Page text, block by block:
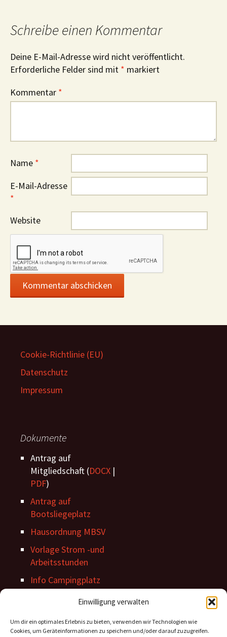
Einwilligung verwalten
Um dir ein optimales Erlebnis zu bieten, verwenden wir Technologien wie
Cookies, um Geräteinformationen zu speichern und/oder darauf zuzugreifen.
Schreibe einen Kommentar
Deine E-Mail-Adresse wird nicht veröffentlicht.
Erforderliche Felder sind mit * markiert
Kommentar *
Name *
E-Mail-Adresse
*
Website
Cookie-Richtlinie (EU)
Datenschutz
Impressum
Dokumente
Antrag auf
Mitgliedschaft (DOCX |
PDF)
Antrag auf
Bootsliegeplatz
Hausordnung MBSV
Vorlage Strom -und
Arbeitsstunden
Info Campingplatz
Stegordnung